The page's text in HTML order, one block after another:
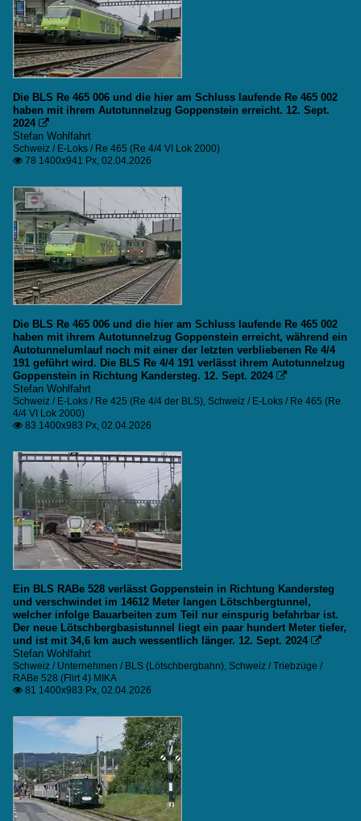
Die BLS Re 465 006 und die hier am Schluss laufende Re 465 002
haben mit ihrem Autotunnelzug Goppenstein erreicht. 12. Sept.
2024 
Stefan Wohlfahrt
Schweiz / E-Loks / Re 465 (Re 4/4 VI Lok 2000)
 78 1400x941 Px, 02.04.2026
Die BLS Re 465 006 und die hier am Schluss laufende Re 465 002
haben mit ihrem Autotunnelzug Goppenstein erreicht, während ein
Autotunnelumlauf noch mit einer der letzten verbliebenen Re 4/4
191 geführt wird. Die BLS Re 4/4 191 verlässt ihrem Autotunnelzug
Goppenstein in Richtung Kandersteg. 12. Sept. 2024 
Stefan Wohlfahrt
Schweiz / E-Loks / Re 425 (Re 4/4 der BLS), Schweiz / E-Loks / Re 465 (Re
4/4 VI Lok 2000)
 83 1400x983 Px, 02.04.2026
Ein BLS RABe 528 verlässt Goppenstein in Richtung Kandersteg
und verschwindet im 14612 Meter langen Lötschbergtunnel,
welcher infolge Bauarbeiten zum Teil nur einspurig befahrbar ist.
Der neue Lötschbergbasistunnel liegt ein paar hundert Meter tiefer,
und ist mit 34,6 km auch wessentlich länger. 12. Sept. 2024 
Stefan Wohlfahrt
Schweiz / Unternehmen / BLS (Lötschbergbahn), Schweiz / Triebzüge /
RABe 528 (Flirt 4) MIKA
 81 1400x983 Px, 02.04.2026